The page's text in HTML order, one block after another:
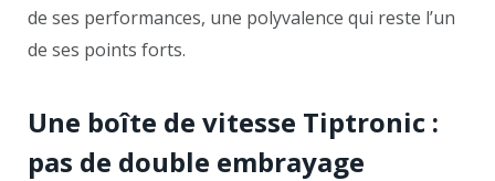
de ses performances, une polyvalence qui reste l’un
de ses points forts.
Une boîte de vitesse Tiptronic :
pas de double embrayage